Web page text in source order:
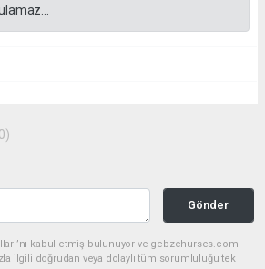
Gönder
kabul etmiş bulunuyor ve gebzehurses.com
ilgili doğrudan veya dolaylı tüm sorumluluğu tek